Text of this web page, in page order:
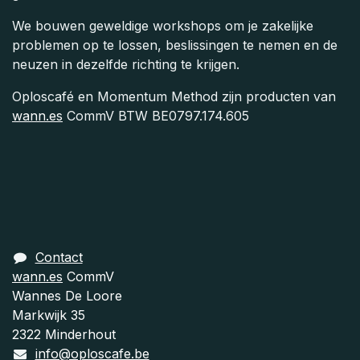
We bouwen geweldige workshops om je zakelijke
problemen op te lossen, beslissingen te nemen en de
neuzen in dezelfde richting te krijgen.
Oploscafé en Momentum Method zijn producten van
wann.es CommV BTW BE0797.174.605
Contact
wann.es CommV
Wannes De Loore
Markwijk 35
2322 Minderhout
info@oploscafe.be